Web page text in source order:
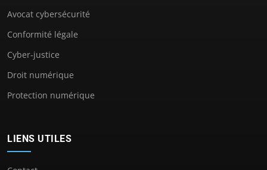
Avocat cybersécurité
Conformité légale
Cyber-justice
Droit numérique
Protection numérique
LIENS UTILES